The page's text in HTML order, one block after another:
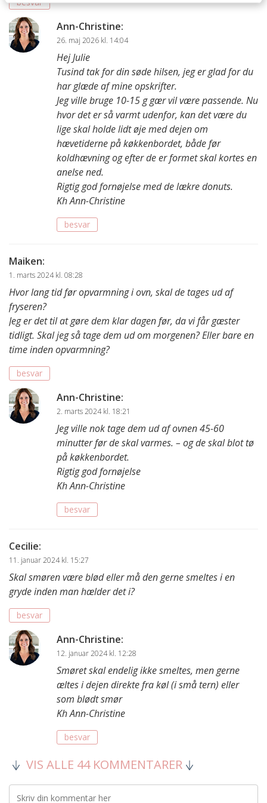
Ann-Christine:
26. maj 2026 kl. 14:04
Hej Julie
Tusind tak for din søde hilsen, jeg er glad for du
har glæde af mine opskrifter.
Jeg ville bruge 10-15 g gær vil være passende. Nu
hvor det er så varmt udenfor, kan det være du
lige skal holde lidt øje med dejen om
hævetiderne på køkkenbordet, både før
koldhævning og efter de er formet skal kortes en
anelse ned.
Rigtig god fornøjelse med de lækre donuts.
Kh Ann-Christine
besvar
Maiken:
1. marts 2024 kl. 08:28
Hvor lang tid før opvarmning i ovn, skal de tages ud af
fryseren?
Jeg er det til at gøre dem klar dagen før, da vi får gæster
tidligt. Skal jeg så tage dem ud om morgenen? Eller bare en
time inden opvarmning?
besvar
Ann-Christine:
2. marts 2024 kl. 18:21
Jeg ville nok tage dem ud af ovnen 45-60
minutter før de skal varmes. – og de skal blot tø
på køkkenbordet.
Rigtig god fornøjelse
Kh Ann-Christine
besvar
Cecilie:
11. januar 2024 kl. 15:27
Skal smøren være blød eller må den gerne smeltes i en
gryde inden man hælder det i?
besvar
Ann-Christine:
12. januar 2024 kl. 12:28
Smøret skal endelig ikke smeltes, men gerne
æltes i dejen direkte fra køl (i små tern) eller
som blødt smør
Kh Ann-Christine
besvar
VIS ALLE 44 KOMMENTARER